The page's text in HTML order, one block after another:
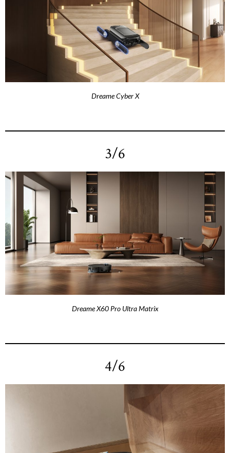
Dreame Cyber X
3/6
Dreame X60 Pro Ultra Matrix
4/6